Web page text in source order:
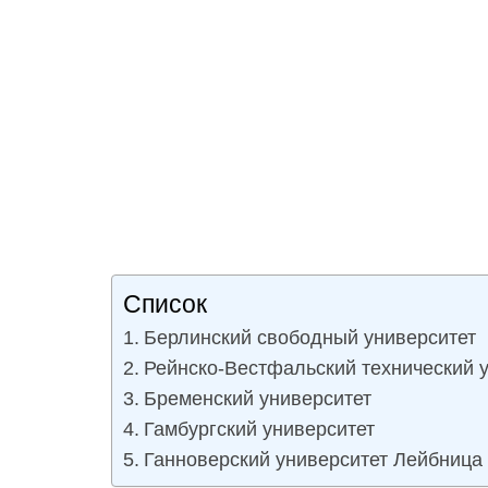
Список
Берлинский свободный университет
Рейнско-Вестфальский технический
Бременский университет
Гамбургский университет
Ганноверский университет Лейбница